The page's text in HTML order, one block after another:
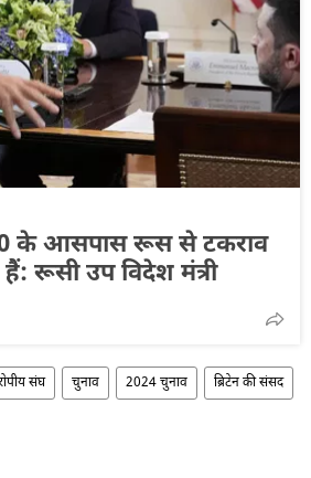
के आसपास रूस से टकराव
रूसी उप विदेश मंत्री
संघ चुनाव 2024 चुनाव ब्रिटेन की संसद